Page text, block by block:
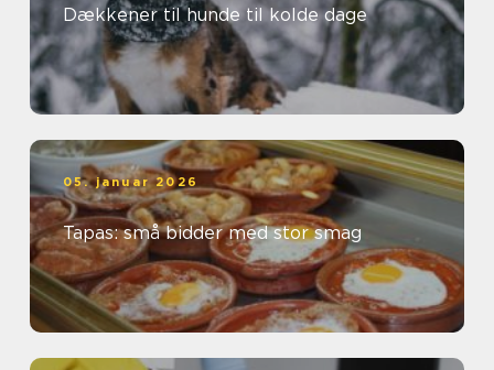
Dækkener til hunde til kolde dage
05. januar 2026
Tapas: små bidder med stor smag